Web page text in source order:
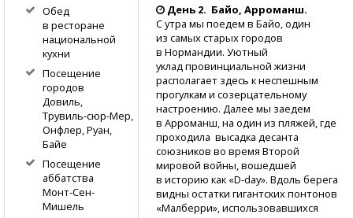
День 2. Байо, Арроманш.
С утра мы поедем в Байо, один
из самых старых городов
в Нормандии. Уютный
уклад провинциальной жизни
располагает здесь к неспешным
прогулкам и созерцательному
настроению. Далее мы заедем
в Арроманш, на один из пляжей, где
проходила высадка десанта
союзников во время Второй
мировой войны, вошедшей
в историю как «D-day». Вдоль берега
видны остатки гигантских понтонов
«Малберри», использовавшихся
Обед
в ресторане
национальной
кухни
Посещение
городов
Довиль,
Трувиль-сюр-Мер,
Онфлер, Руан,
Байе
Посещение
аббатства
Монт-Сен-
Мишель